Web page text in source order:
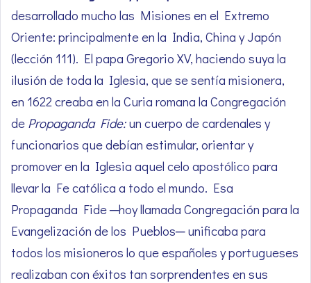
desarrollado mucho las Misiones en el Extremo
Oriente: principalmente en la India, China y Japón
(lección 111). El papa Gregorio XV, haciendo suya la
ilusión de toda la Iglesia, que se sentía misionera,
en 1622 creaba en la Curia romana la Congregación
de Propaganda Fide:un cuerpo de cardenales y
funcionarios que debían estimular, orientar y
promover en la Iglesia aquel celo apostólico para
llevar la Fe católica a todo el mundo. Esa
Propaganda Fide ─hoy llamada Congregación para la
Evangelización de los Pueblos─ unificaba para
todos los misioneros lo que españoles y portugueses
realizaban con éxitos tan sorprendentes en sus